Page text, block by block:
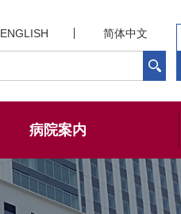
ENGLISH 简体中文
病院案内